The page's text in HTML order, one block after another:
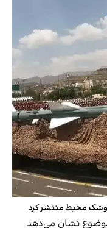
محیط منتشر کرد
نشان می‌دهد